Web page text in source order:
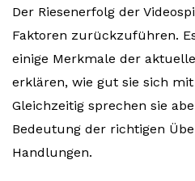
Der Riesenerfolg der
Faktoren zurückzuführen.
einige Merkmale der
erklären, wie gut sie sich
Gleichzeitig sprechen sie
Bedeutung der richtigen
Handlungen.